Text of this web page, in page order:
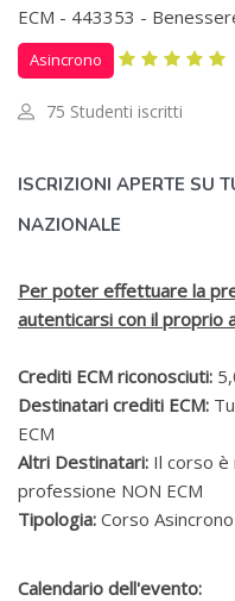
ECM - 443353 -
Asincrono
75 Studenti iscritti
Salta [Cocoon] Custom
ISCRIZIONI APERTE SU
NAZIONALE
Per poter effettuare la
autenticarsi con il proprio
Crediti ECM riconosciuti:
Destinatari crediti ECM:
ECM
Altri Destinatari: Il corso è
professione NON ECM
Tipologia: Corso Asincrono
Calendario dell'evento: